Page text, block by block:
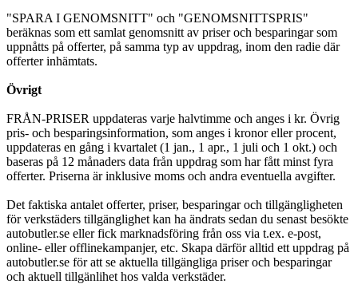
"SPARA I GENOMSNITT" och "GENOMSNITTSPRIS"
beräknas som ett samlat genomsnitt av priser och besparingar som
uppnåtts på offerter, på samma typ av uppdrag, inom den radie där
offerter inhämtats.
Övrigt
FRÅN-PRISER uppdateras varje halvtimme och anges i kr. Övrig
pris- och besparingsinformation, som anges i kronor eller procent,
uppdateras en gång i kvartalet (1 jan., 1 apr., 1 juli och 1 okt.) och
baseras på 12 månaders data från uppdrag som har fått minst fyra
offerter. Priserna är inklusive moms och andra eventuella avgifter.
Det faktiska antalet offerter, priser, besparingar och tillgängligheten
för verkstäders tillgänglighet kan ha ändrats sedan du senast besökte
autobutler.se eller fick marknadsföring från oss via t.ex. e-post,
online- eller offlinekampanjer, etc. Skapa därför alltid ett uppdrag på
autobutler.se för att se aktuella tillgängliga priser och besparingar
och aktuell tillgänlihet hos valda verkstäder.